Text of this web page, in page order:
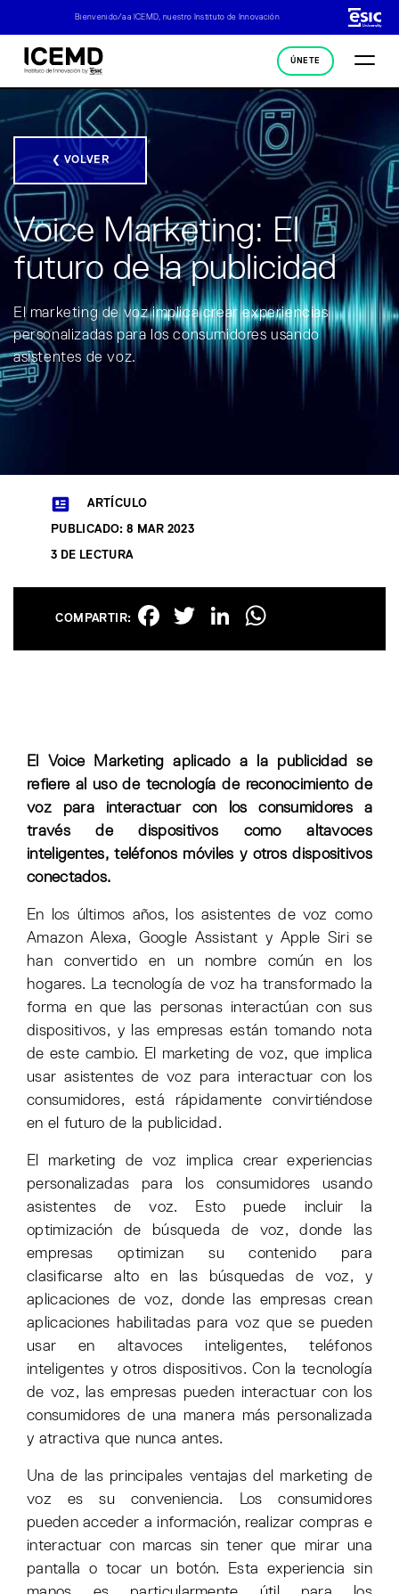
Bienvenido/a a ICEMD, nuestro Instituto de Innovación
ÚNETE
❮ VOLVER
Voice Marketing: El
futuro de la publicidad
El marketing de voz implica crear experiencias
personalizadas para los consumidores usando
asistentes de voz.
ARTÍCULO
PUBLICADO: 8 MAR 2023
3 DE LECTURA
COMPARTIR: Facebook
TwitterLinkedIn
El Voice Marketing aplicado a la publicidad se
refiere al uso de tecnología de reconocimiento de
voz para interactuar con los consumidores a
través de dispositivos como altavoces
inteligentes, teléfonos móviles y otros dispositivos
conectados.
En los últimos años, los asistentes de voz como
Amazon Alexa, Google Assistant y Apple Siri se
han convertido en un nombre común en los
hogares. La tecnología de voz ha transformado la
forma en que las personas interactúan con sus
dispositivos, y las empresas están tomando nota
de este cambio. El marketing de voz, que implica
usar asistentes de voz para interactuar con los
consumidores, está rápidamente convirtiéndose
en el futuro de la publicidad.
El marketing de voz implica crear experiencias
personalizadas para los consumidores usando
asistentes de voz. Esto puede incluir la
optimización de búsqueda de voz, donde las
empresas optimizan su contenido para
clasificarse alto en las búsquedas de voz, y
aplicaciones de voz, donde las empresas crean
aplicaciones habilitadas para voz que se pueden
usar en altavoces inteligentes, teléfonos
inteligentes y otros dispositivos. Con la tecnología
de voz, las empresas pueden interactuar con los
consumidores de una manera más personalizada
y atractiva que nunca antes.
Una de las principales ventajas del marketing de
voz es su conveniencia. Los consumidores
pueden acceder a información, realizar compras e
interactuar con marcas sin tener que mirar una
pantalla o tocar un botón. Esta experiencia sin